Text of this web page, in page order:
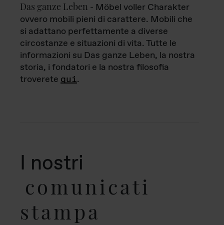
Das ganze Leben - Möbel voller Charakter
ovvero mobili pieni di carattere. Mobili che
si adattano perfettamente a diverse
circostanze e situazioni di vita. Tutte le
informazioni su Das ganze Leben, la nostra
storia, i fondatori e la nostra filosofia
troverete qui.
I nostri
comunicati
stampa